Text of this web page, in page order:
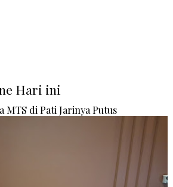
Hari ini
MTS di Pati Jarinya Putus